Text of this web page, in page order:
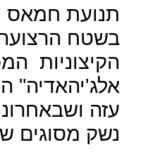
תנועת חמאס
בשטח
הקיצוניות
אלג'יהאדיה"
עזה
נשק מסוגים